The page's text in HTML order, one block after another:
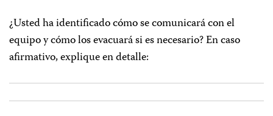
¿Usted ha identificado cómo se comunicará con el
equipo y cómo los evacuará si es necesario? En caso
afirmativo, explique en detalle: